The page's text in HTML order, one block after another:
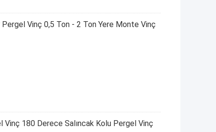
Vinç 0,5 Ton - 2 Ton Yere Monte Vinç
180 Derece Salıncak Kolu Pergel Vinç